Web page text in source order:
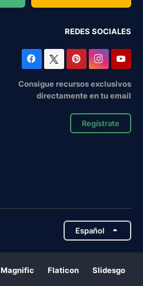
REDES SOCIALES
Consigue recursos exclusivos
directamente en tu email
Regístrate
Español
Magnific Flaticon Slidesgo